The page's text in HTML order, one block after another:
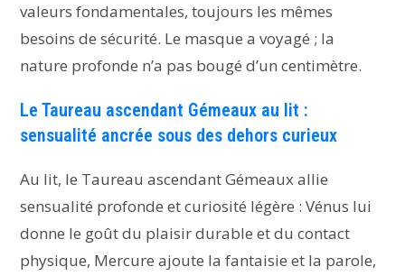
valeurs fondamentales, toujours les mêmes
besoins de sécurité. Le masque a voyagé ; la
nature profonde n’a pas bougé d’un centimètre.
Le Taureau ascendant Gémeaux au lit :
sensualité ancrée sous des dehors curieux
Au lit, le Taureau ascendant Gémeaux allie
sensualité profonde et curiosité légère : Vénus lui
donne le goût du plaisir durable et du contact
physique, Mercure ajoute la fantaisie et la parole,